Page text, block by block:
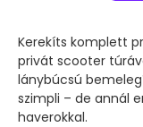
Kerekíts komplett
privát scooter
lánybúcsú
szimpli – de annál
haverokkal.